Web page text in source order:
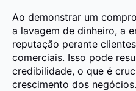
Ao demonstrar um
a lavagem de dinheiro, a
reputação perante
comerciais. Isso pode
credibilidade, o que é
crescimento dos negócios.